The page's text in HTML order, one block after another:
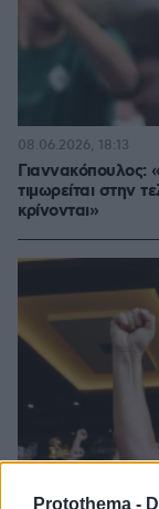
Protothema -
Γιαννακόπουλος:
τιμωρείται στην
κρίνονται»
08.06.2026, 18:13